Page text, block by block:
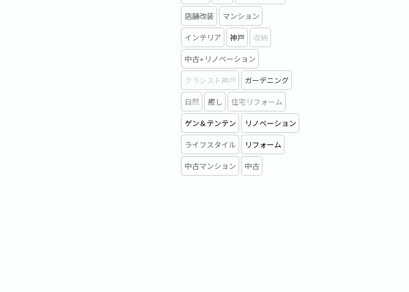
店舗改装 マンション
インテリア 神戸 収納
中古+リノベーション
クラシスト神戸 ガーデニング
自然 癒し 住宅リフォーム
ゲン＆テンテン リノベーション
ライフスタイル リフォーム
中古マンション 中古